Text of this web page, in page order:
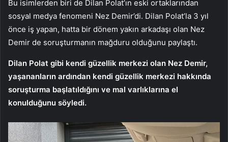
Bu isimlerden biri de Dilan Polat’ın eski ortaklarından
sosyal medya fenomeni Nez Demir’di. Dilan Polat’la 3 yıl
önce iş yapan, hatta bir dönem yakın arkadaşı olan Nez
Demir de soruşturmanın mağduru olduğunu paylaştı.
Dilan Polat gibi kendi güzellik merkezi olan Nez Demir,
yaşananların ardından kendi güzellik merkezi hakkında
soruşturma başlatıldığını ve mal varlıklarına el
konulduğunu söyledi.